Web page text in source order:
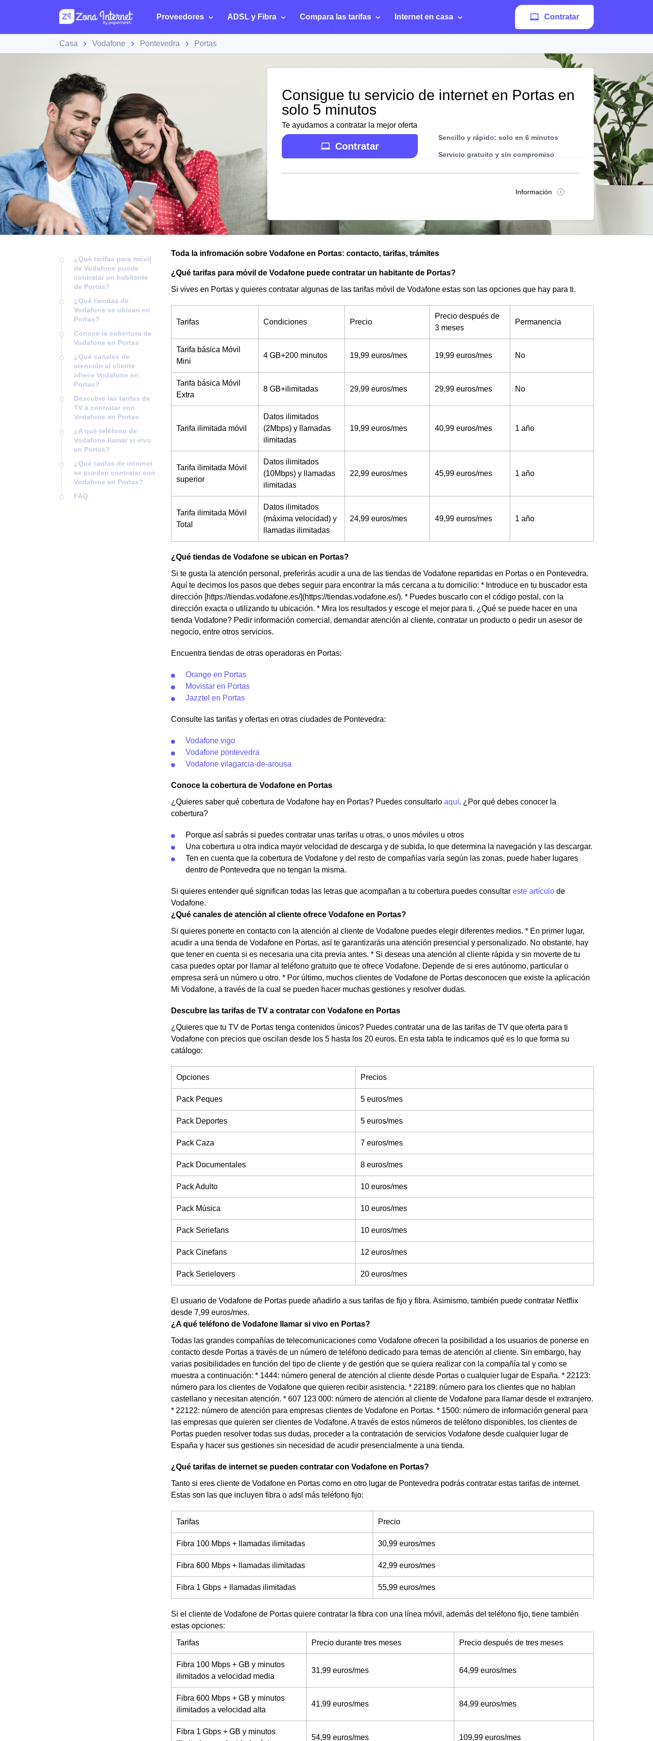
Proveedores ADSL y Fibra Compara las tarifas Internet en casa Contratar
Casa Vodafone Pontevedra Portas
Consigue tu servicio de internet en Portas en
solo 5 minutos
Te ayudamos a contratar la mejor oferta
Contratar
Sencillo y rápido: solo en 6 minutos
Servicio gratuito y sin compromiso
Información
¿Qué tarifas para móvil
de Vodafone puede
contratar un habitante
de Portas?
¿Qué tiendas de
Vodafone se ubican en
Portas?
Conoce la cobertura de
Vodafone en Portas
¿Qué canales de
atención al cliente
ofrece Vodafone en
Portas?
Descubre las tarifas de
TV a contratar con
Vodafone en Portas
¿A qué teléfono de
Vodafone llamar si vivo
en Portas?
¿Qué tarifas de internet
se pueden contratar con
Vodafone en Portas?
FAQ
Toda la infromación sobre Vodafone en Portas: contacto, tarifas, trámites
¿Qué tarifas para móvil de Vodafone puede contratar un habitante de Portas?
Si vives en Portas y quieres contratar algunas de las tarifas móvil de Vodafone estas son las opciones que hay para ti.
Tarifas Condiciones Precio
Precio después de
3 meses
Permanencia
Tarifa básica Móvil
Mini
4 GB+200 minutos 19,99 euros/mes 19,99 euros/mes No
Tarifa básica Móvil
Extra
8 GB+ilimitadas 29,99 euros/mes 29,99 euros/mes No
Tarifa ilimitada móvil
Datos ilimitados
(2Mbps) y llamadas
ilimitadas
19,99 euros/mes 40,99 euros/mes 1 año
Tarifa ilimitada Móvil
superior
Datos ilimitados
(10Mbps) y llamadas
ilimitadas
22,99 euros/mes 45,99 euros/mes 1 año
Tarifa ilimitada Móvil
Total
Datos ilimitados
(máxima velocidad) y
llamadas ilimitadas
24,99 euros/mes 49,99 euros/mes 1 año
¿Qué tiendas de Vodafone se ubican en Portas?
Si te gusta la atención personal, preferirás acudir a una de las tiendas de Vodafone repartidas en Portas o en Pontevedra.
Aquí te decimos los pasos que debes seguir para encontrar la más cercana a tu domicilio: * Introduce en tu buscador esta
dirección [https://tiendas.vodafone.es/](https://tiendas.vodafone.es/). * Puedes buscarlo con el código postal, con la
dirección exacta o utilizando tu ubicación. * Mira los resultados y escoge el mejor para ti. ¿Qué se puede hacer en una
tienda Vodafone? Pedir información comercial, demandar atención al cliente, contratar un producto o pedir un asesor de
negocio, entre otros servicios.
Encuentra tiendas de otras operadoras en Portas:
Orange en Portas
Movistar en Portas
Jazztel en Portas
Consulte las tarifas y ofertas en otras ciudades de Pontevedra:
Vodafone vigo
Vodafone pontevedra
Vodafone vilagarcia-de-arousa
Conoce la cobertura de Vodafone en Portas
¿Quieres saber qué cobertura de Vodafone hay en Portas? Puedes consultarlo aquí. ¿Por qué debes conocer la
cobertura?
Porque así sabrás si puedes contratar unas tarifas u otras, o unos móviles u otros
Una cobertura u otra indica mayor velocidad de descarga y de subida, lo que determina la navegación y las descargar.
Ten en cuenta que la cobertura de Vodafone y del resto de compañías varía según las zonas, puede haber lugares
dentro de Pontevedra que no tengan la misma.
Si quieres entender qué significan todas las letras que acompañan a tu cobertura puedes consultar este artículo de
Vodafone.
¿Qué canales de atención al cliente ofrece Vodafone en Portas?
Si quieres ponerte en contacto con la atención al cliente de Vodafone puedes elegir diferentes medios. * En primer lugar,
acudir a una tienda de Vodafone en Portas, así te garantizarás una atención presencial y personalizado. No obstante, hay
que tener en cuenta si es necesaria una cita previa antes. * Si deseas una atención al cliente rápida y sin moverte de tu
casa puedes optar por llamar al teléfono gratuito que te ofrece Vodafone. Depende de si eres autónomo, particular o
empresa será un número u otro. * Por último, muchos clientes de Vodafone de Portas desconocen que existe la aplicación
Mi Vodafone, a través de la cual se pueden hacer muchas gestiones y resolver dudas.
Descubre las tarifas de TV a contratar con Vodafone en Portas
¿Quieres que tu TV de Portas tenga contenidos únicos? Puedes contratar una de las tarifas de TV que oferta para ti
Vodafone con precios que oscilan desde los 5 hasta los 20 euros. En esta tabla te indicamos qué es lo que forma su
catálogo:
Opciones Precios
Pack Peques 5 euros/mes
Pack Deportes 5 euros/mes
Pack Caza 7 euros/mes
Pack Documentales 8 euros/mes
Pack Adulto 10 euros/mes
Pack Música 10 euros/mes
Pack Seriefans 10 euros/mes
Pack Cinefans 12 euros/mes
Pack Serielovers 20 euros/mes
El usuario de Vodafone de Portas puede añadirlo a sus tarifas de fijo y fibra. Asimismo, también puede contratar Netflix
desde 7,99 euros/mes.
¿A qué teléfono de Vodafone llamar si vivo en Portas?
Todas las grandes compañías de telecomunicaciones como Vodafone ofrecen la posibilidad a los usuarios de ponerse en
contacto desde Portas a través de un número de teléfono dedicado para temas de atención al cliente. Sin embargo, hay
varias posibilidades en función del tipo de cliente y de gestión que se quiera realizar con la compañía tal y como se
muestra a continuación: * 1444: número general de atención al cliente desde Portas o cualquier lugar de España. * 22123:
número para los clientes de Vodafone que quieren recibir asistencia. * 22189: número para los clientes que no hablan
castellano y necesitan atención. * 607 123 000: número de atención al cliente de Vodafone para llamar desde el extranjero.
* 22122: número de atención para empresas clientes de Vodafone en Portas. * 1500: número de información general para
las empresas que quieren ser clientes de Vodafone. A través de estos números de teléfono disponibles, los clientes de
Portas pueden resolver todas sus dudas, proceder a la contratación de servicios Vodafone desde cualquier lugar de
España y hacer sus gestiones sin necesidad de acudir presencialmente a una tienda.
¿Qué tarifas de internet se pueden contratar con Vodafone en Portas?
Tanto si eres cliente de Vodafone en Portas como en otro lugar de Pontevedra podrás contratar estas tarifas de internet.
Estas son las que incluyen fibra o adsl más teléfono fijo:
Tarifas Precio
Fibra 100 Mbps + llamadas ilimitadas 30,99 euros/mes
Fibra 600 Mbps + llamadas ilimitadas 42,99 euros/mes
Fibra 1 Gbps + llamadas ilimitadas 55,99 euros/mes
Si el cliente de Vodafone de Portas quiere contratar la fibra con una línea móvil, además del teléfono fijo, tiene también
estas opciones:
Tarifas Precio durante tres meses Precio después de tres meses
Fibra 100 Mbps + GB y minutos
ilimitados a velocidad media
31,99 euros/mes 64,99 euros/mes
Fibra 600 Mbps + GB y minutos
ilimitados a velocidad alta
41,99 euros/mes 84,99 euros/mes
Fibra 1 Gbps + GB y minutos
54,99 euros/mes 109,99 euros/mes